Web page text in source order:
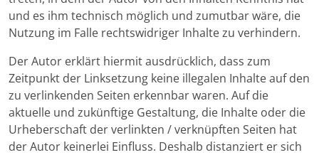
und es ihm technisch möglich und zumutbar wäre, die
Nutzung im Falle rechtswidriger Inhalte zu verhindern.
Der Autor erklärt hiermit ausdrücklich, dass zum
Zeitpunkt der Linksetzung keine illegalen Inhalte auf den
zu verlinkenden Seiten erkennbar waren. Auf die
aktuelle und zukünftige Gestaltung, die Inhalte oder die
Urheberschaft der verlinkten / verknüpften Seiten hat
der Autor keinerlei Einfluss. Deshalb distanziert er sich